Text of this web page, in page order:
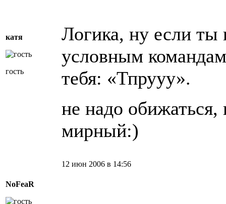
катя
гость
Логика, ну если ты
условным
тебя: «Тпрууу».
не надо
мирный:)
NoFeaR
12 июн 2006 в 14:56